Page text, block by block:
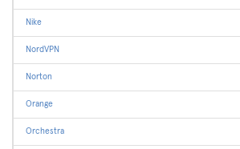
Nike
NordVPN
Norton
Orange
Orchestra